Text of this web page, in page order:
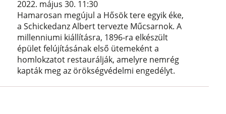
2022. május 30. 11:30
Hamarosan megújul a Hősök tere egyik éke,
a Schickedanz Albert tervezte Műcsarnok. A
millenniumi kiállításra, 1896-ra elkészült
épület felújításának első ütemeként a
homlokzatot restaurálják, amelyre nemrég
kapták meg az örökségvédelmi engedélyt.